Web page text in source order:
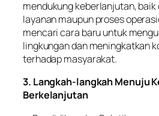
mendukung keberlanjutan, baik
layanan maupun proses
mencari cara baru untuk
lingkungan dan meningkatkan
terhadap masyarakat.
3. Langkah-langkah Menuju
Berkelanjutan